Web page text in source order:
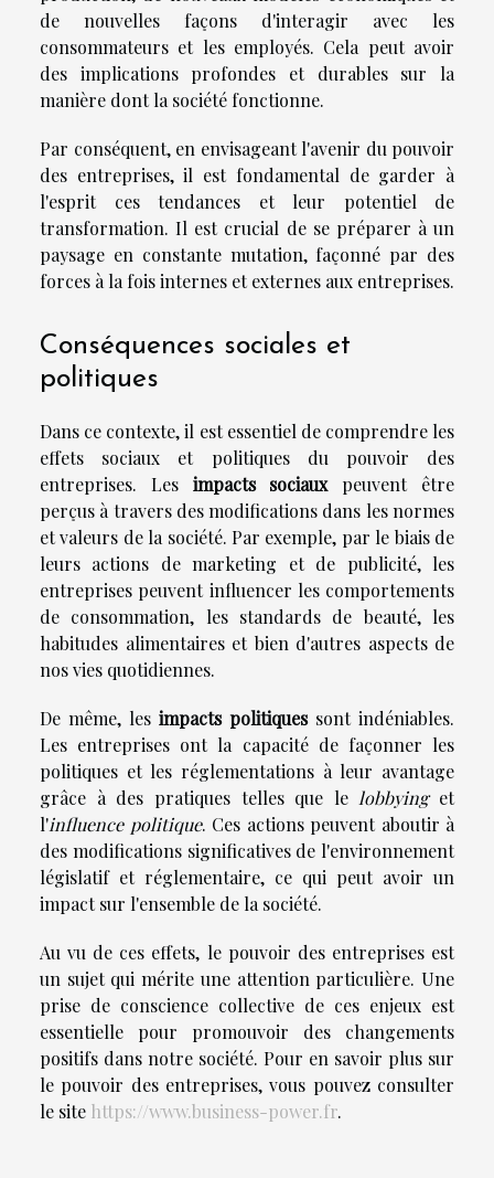
de nouvelles façons d'interagir avec les
consommateurs et les employés. Cela peut avoir
des implications profondes et durables sur la
manière dont la société fonctionne.
Par conséquent, en envisageant l'avenir du pouvoir
des entreprises, il est fondamental de garder à
l'esprit ces tendances et leur potentiel de
transformation. Il est crucial de se préparer à un
paysage en constante mutation, façonné par des
forces à la fois internes et externes aux entreprises.
Conséquences sociales et
politiques
Dans ce contexte, il est essentiel de comprendre les
effets sociaux et politiques du pouvoir des
entreprises. Les impacts sociauxpeuvent être
perçus à travers des modifications dans les normes
et valeurs de la société. Par exemple, par le biais de
leurs actions de marketing et de publicité, les
entreprises peuvent influencer les comportements
de consommation, les standards de beauté, les
habitudes alimentaires et bien d'autres aspects de
nos vies quotidiennes.
De même, les impacts politiquessont indéniables.
Les entreprises ont la capacité de façonner les
politiques et les réglementations à leur avantage
grâce à des pratiques telles que le lobbyinget
l'influence politique. Ces actions peuvent aboutir à
des modifications significatives de l'environnement
législatif et réglementaire, ce qui peut avoir un
impact sur l'ensemble de la société.
Au vu de ces effets, le pouvoir des entreprises est
un sujet qui mérite une attention particulière. Une
prise de conscience collective de ces enjeux est
essentielle pour promouvoir des changements
positifs dans notre société. Pour en savoir plus sur
le pouvoir des entreprises, vous pouvez consulter
le site https://www.business-power.fr.